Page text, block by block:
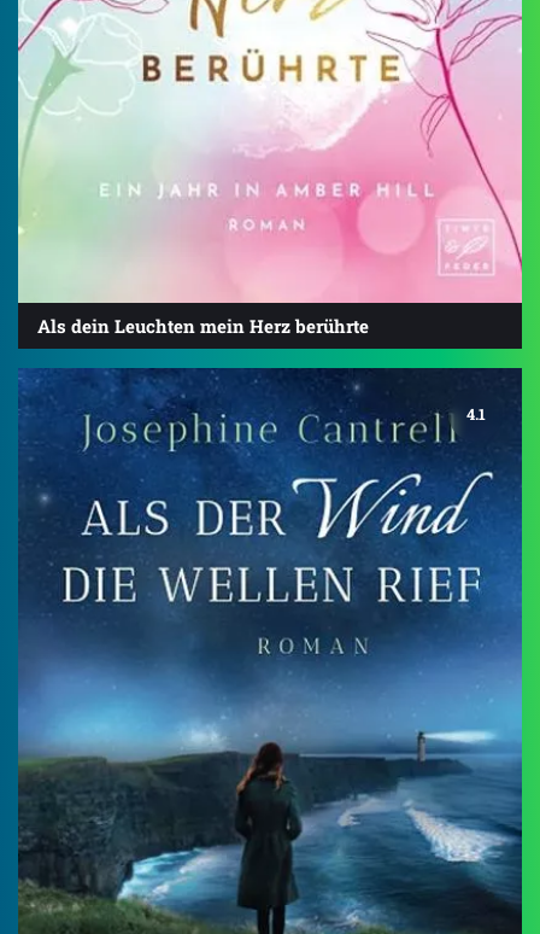
Als dein Leuchten mein Herz berührte
4.1